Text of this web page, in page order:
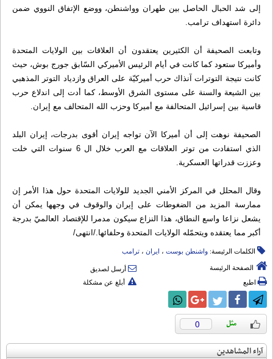
إلى شد الحبال الحاصل بين طهران وواشنطن، ووضع الإتفاق النووي ضمن
دائرة استهداف ترامب.
وتابعت الصحيفة أن الكثيرين يعتقدون أن العلاقات بين الولايات المتحدة
وأميركا ستعود كما كانت في أيام الرئيس الأميركي السّابق جورج بوش، حيث
كانت نتيجة التوترات آنذاك حرب أميركيّة على العراق وازدياد التوتر المذهبي
بين الشيعة والسنة على مستوى الشرق الأوسط، كما أدت إلى اندلاع حرب
قاسية بين إسرائيل المتحالفة مع أميركا وحزب الله المتحالف مع إيران.
الصحيفة نوهت إلى أن أميركا الآن تواجه إيران أقوى بدرجات، إيران البلد
الذي استفادت من توتر العلاقات مع العرب خلال ال 6 سنوات التي خلت
وعززت قدراتها العسكرية.
وقال المحلل في المركز الأمني الجديد للولايات المتحدة حول هذا الأمر إن
ممارسة المزيد من الضغوطات على إيران والوقوف في وجهها يمكن أن
يشعل نزاعا واسع النطاق، هذا النزاع سيكون مدمرا للإقتصاد العالميّ بدرجة
أكبر مما يعتقده ويتحمّله الولايات المتحدة وحلفائها./انتهی/
الكلمات الرئيسة: واشنطن بوست ، ایران ، ترامب
الصفحة الرئيسة
أرسل لصديق
اطبع
أبلغ عن مشكلة
0
آراء المشاهدين